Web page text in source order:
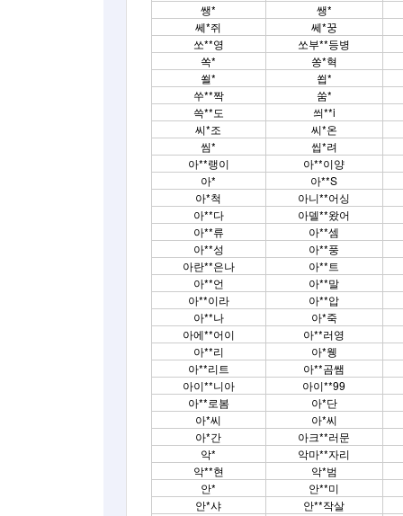
쌩*
쌩*
쎄*쥐
쎄*꿍
쏘**영
쏘부**등병
쏙*
쏭*혁
쐴*
쐽*
쑤**짝
쑴*
쓱**도
씌**i
씨*조
씨*온
씸*
씹*려
아**랭이
아**이양
아*
아**S
아*척
아니**어싱
아**다
아델**왔어
아**류
아**셈
아**성
아**풍
아란**은나
아**트
아**언
아**말
아**이라
아**압
아**나
아*죽
아에**어이
아**러영
아**리
아*웽
아**리트
아**곰쌤
아이**니아
아이**99
아**로봄
아*단
아*씨
아*씨
아*간
아크**러문
악*
악마**자리
악**현
악*범
안*
안**미
안*샤
안**작살